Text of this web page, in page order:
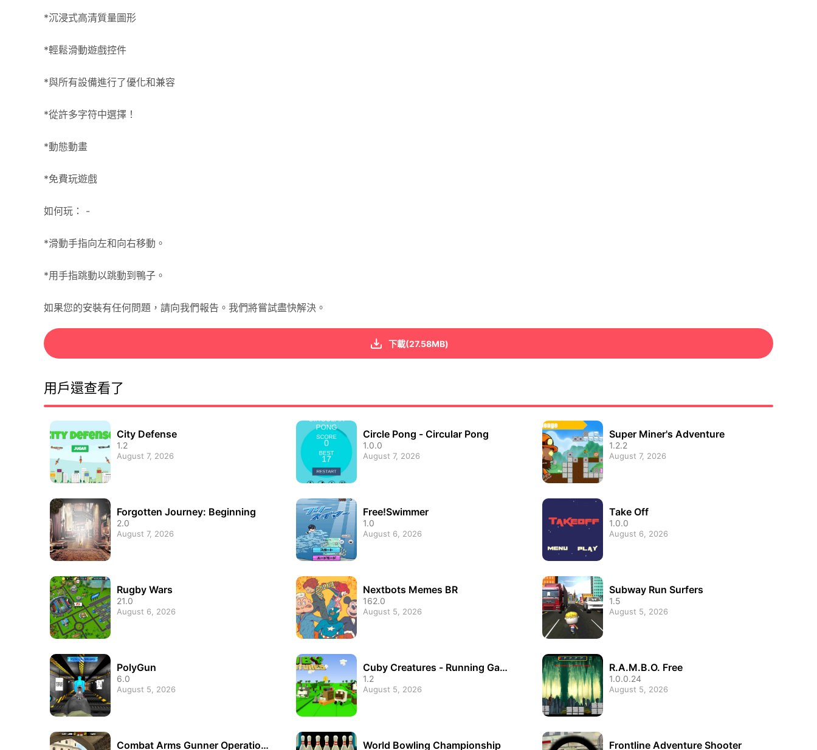
*沉浸式高清質量圖形
*輕鬆滑動遊戲控件
*與所有設備進行了優化和兼容
*從許多字符中選擇！
*動態動畫
*免費玩遊戲
如何玩： -
*滑動手指向左和向右移動。
*用手指跳動以跳動到鴨子。
如果您的安裝有任何問題，請向我們報告。我們將嘗試盡快解決。
下載(27.58MB)
用戶還查看了
City Defense
1.2
August 7, 2026
Circle Pong - Circular Pong
1.0.0
August 7, 2026
Super Miner's Adventure
1.2.2
August 7, 2026
Forgotten Journey: Beginning
2.0
August 7, 2026
Free!Swimmer
1.0
August 6, 2026
Take Off
1.0.0
August 6, 2026
Rugby Wars
21.0
August 6, 2026
Nextbots Memes BR
162.0
August 5, 2026
Subway Run Surfers
1.5
August 5, 2026
PolyGun
6.0
August 5, 2026
Cuby Creatures - Running Game
s
1.2
August 5, 2026
R.A.M.B.O. Free
1.0.0.24
August 5, 2026
Combat Arms Gunner Operation World Bowling Championship Frontline Adventure Shooter